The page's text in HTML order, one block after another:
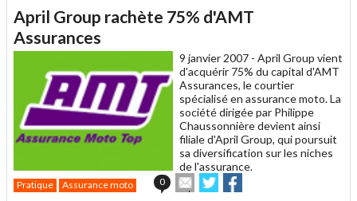
à
April Group rachète 75% d'AMT
Assurances
9 janvier 2007 - April Group vient
d'acquérir 75% du capital d'AMT
Assurances, le courtier
spécialisé en assurance moto. La
société dirigée par Philippe
Chaussonnière devient ainsi
filiale d'April Group, qui poursuit
sa diversification sur les niches
de l'assurance.
Pratique Assurance moto 0
Envoyer
cet
Partager
sur sur